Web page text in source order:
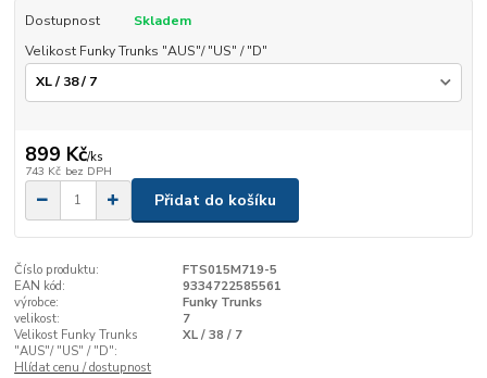
Dostupnost
Skladem
Velikost Funky Trunks "AUS"/ "US" / "D"
899 Kč/ks
743 Kč bez DPH
Přidat do košíku
Číslo produktu:
FTS015M719-5
EAN kód:
9334722585561
výrobce:
Funky Trunks
velikost:
7
Velikost Funky Trunks
"AUS"/ "US" / "D":
XL / 38 / 7
Hlídat cenu / dostupnost